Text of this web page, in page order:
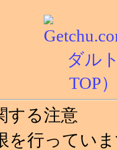
する注意
を行ってい